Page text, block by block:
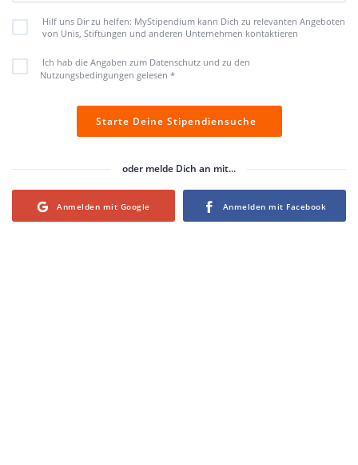
Hilf uns Dir zu helfen: MyStipendium kann Dich zu relevanten Angeboten
von Unis, Stiftungen und anderen Unternehmen kontaktieren
Ich hab die Angaben zum Datenschutz und zu den
Nutzungsbedingungen gelesen *
Starte Deine Stipendiensuche
oder melde Dich an mit...
Login with Google Login with Facebook